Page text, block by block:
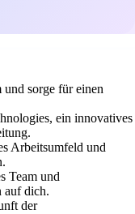
sorge für einen
ein innovatives
Arbeitsumfeld und
Team und
auf dich.
der